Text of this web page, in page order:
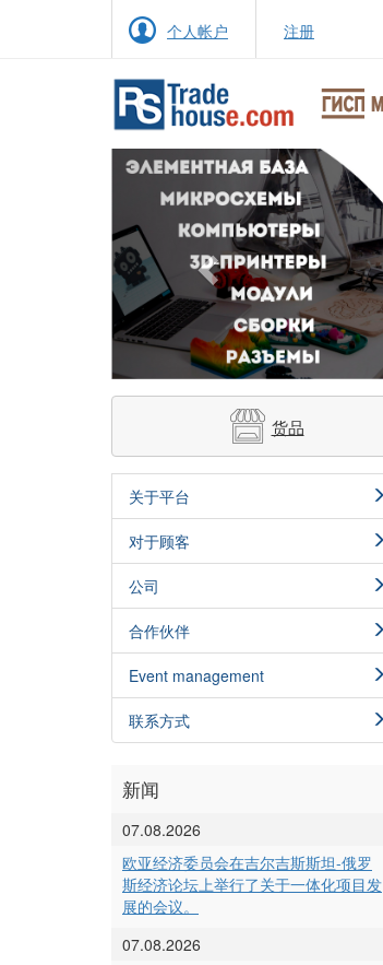
个人帐户 注册
Previous
货品
关于平台
对于顾客
公司
合作伙伴
Event management
联系方式
新闻
07.08.2026
欧亚经济委员会在吉尔吉斯斯坦-俄罗
斯经济论坛上举行了关于一体化项目发
展的会议。
07.08.2026